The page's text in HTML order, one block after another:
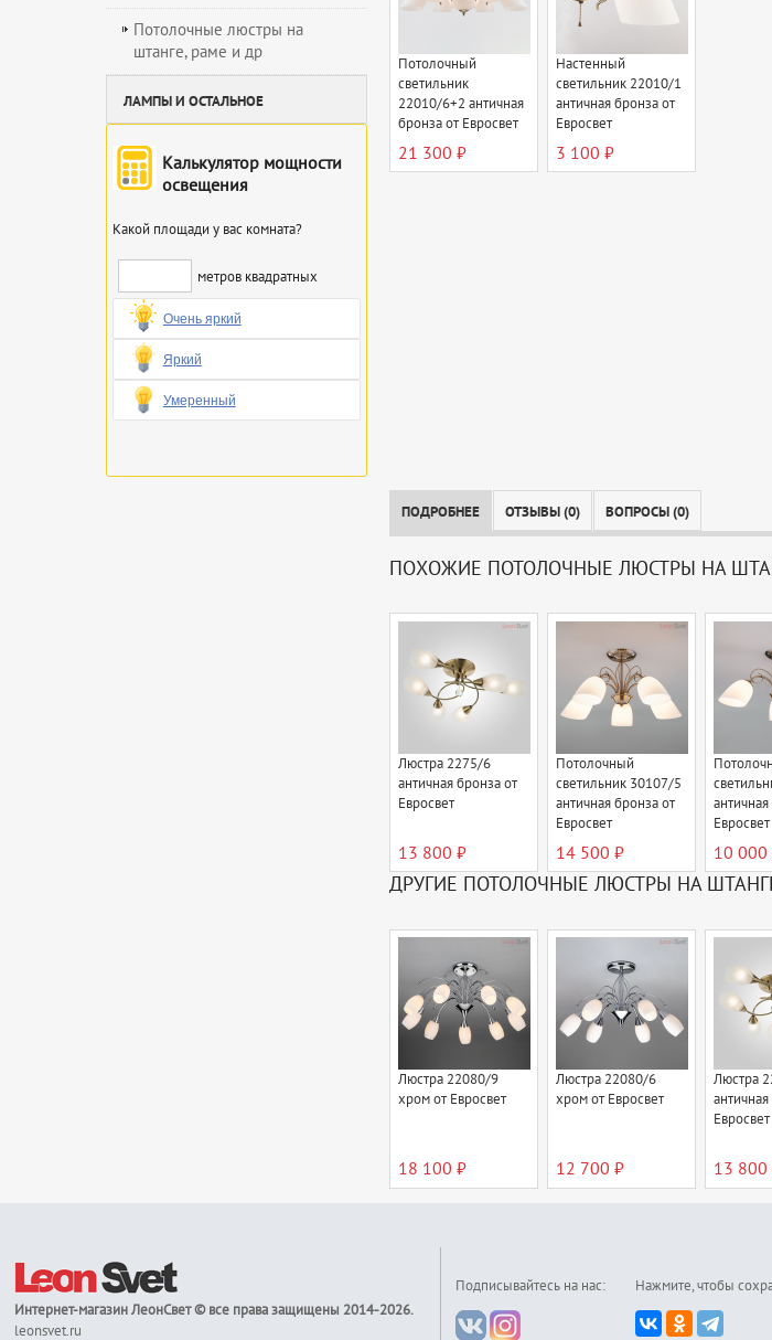
Потолочные люстры на
штанге, раме и др
ЛАМПЫ И ОСТАЛЬНОЕ
Калькулятор мощности
освещения
Какой площади у вас комната?
метров квадратных
Очень яркий
Яркий
Умеренный
Потолочный
светильник
22010/6+2 античная
бронза от Евросвет
21 300 ₽
Настенный
светильник 22010/1
античная бронза от
Евросвет
3 100 ₽
ПОДРОБНЕЕ ОТЗЫВЫ (0) ВОПРОСЫ (0)
ПОХОЖИЕ ПОТОЛОЧНЫЕ ЛЮСТРЫ НА
Люстра 2275/6
античная бронза от
Евросвет
13 800 ₽
Потолочный
светильник 30107/5
античная бронза от
Евросвет
14 500 ₽
Евросвет
10 000
ДРУГИЕ ПОТОЛОЧНЫЕ ЛЮСТРЫ НА
Люстра 22080/9
хром от Евросвет
18 100 ₽
Люстра 22080/6
хром от Евросвет
12 700 ₽
Люстра
Евросвет
13 800
Интернет-магазинЛеонСвет© все права защищены 2014-2026.
leonsvet.ru
Подписывайтесь на нас: Нажмите, чтобы